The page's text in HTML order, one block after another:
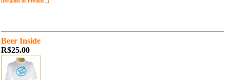
[Detalhes do Produto...]
Beer Inside
R$25.00